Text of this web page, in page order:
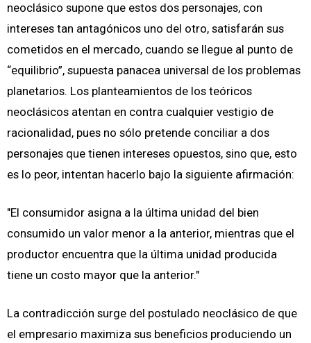
neoclásico supone que estos dos personajes, con
intereses tan antagónicos uno del otro, satisfarán sus
cometidos en el mercado, cuando se llegue al punto de
“equilibrio”, supuesta panacea universal de los problemas
planetarios. Los planteamientos de los teóricos
neoclásicos atentan en contra cualquier vestigio de
racionalidad, pues no sólo pretende conciliar a dos
personajes que tienen intereses opuestos, sino que, esto
es lo peor, intentan hacerlo bajo la siguiente afirmación:
"El consumidor asigna a la última unidad del bien
consumido un valor menor a la anterior, mientras que el
productor encuentra que la última unidad producida
tiene un costo mayor que la anterior."
La contradicción surge del postulado neoclásico de que
el empresario maximiza sus beneficios produciendo un